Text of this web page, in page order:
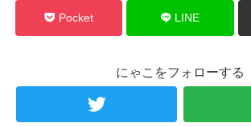
Pocket LINE
にゃこをフォローする